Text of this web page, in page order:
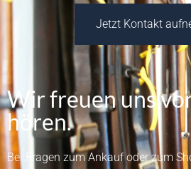
Jetzt Kontakt
Wir freuen uns
hören.
Bei Fragen zum Ankauf oder zum